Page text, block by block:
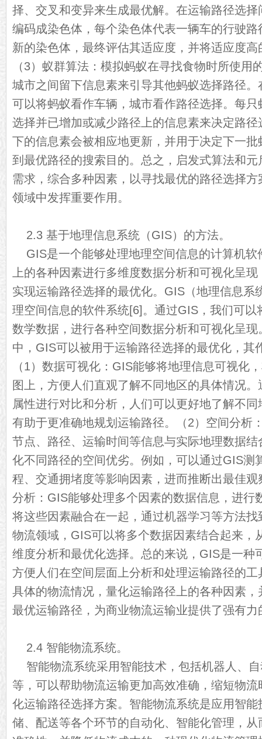
择、交叉和变异来生成最优解。在运输路径选
编码成染色体，每个染色体代表一辆车的行驶
新的染色体，最终评估其适应度，并将适应度
（3）蚁群算法：模拟蚂蚁在寻找食物时所使用
城市之间留下信息素来引导其他蚂蚁选择路径
可以将蚂蚁看作车辆，城市看作路径选择。每
选择并已增加或减少路径上的信息素来决定路
下的信息素会被相应地更新，并用于决定下一
到最优路径的搜索目的。总之，启发式算法和
需求，综合多种因素，以寻找最优的路径选择
领域中发挥重要作用。
2.3 基于地理信息系统（GIS）的方法。
GIS是一个能够处理地理空间信息的计算机
上的各种因素进行多维度数据分析和可视化呈
实现运输路径选择的最优化。GIS（地理信息系
理空间信息的软件系统[6]。通过GIS，我们可以
数学数据，进行各种空间数据分析和可视化呈
中，GIS可以被用于运输路径选择的最优化，其
（1）数据可视化：GIS能够将地理信息可视化
图上，方便人们直观了解不同地区的具体情况
属性进行对比和分析，人们可以更好地了解不
有助于更准确地规划运输路径。（2）空间分析
节点、路径、运输时间等信息与实际地理数据
化不同路径的空间优劣。例如，可以通过GIS测
程、交通拥堵度等影响因素，进而推断出最佳
分析：GIS能够处理多个因素的数据信息，进行
将这些因素融合在一起，通过机器学习等方法
物流领域，GIS可以将多个数据因素结合起来，
维度分析和最优化选择。总的来说，GIS是一种
方便人们在空间层面上分析和处理运输路径的
具体的物流情况，量化运输路径上的各种因素
最优运输路径，为商业物流运输业提供了强有力
2.4 智能物流系统。
智能物流系统采用智能技术，包括机器人、
等，可以帮助物流运输更加高效准确，缩短物
化运输路径选择方案。智能物流系统是应用智
储、配送等各个环节的自动化、智能化管理，